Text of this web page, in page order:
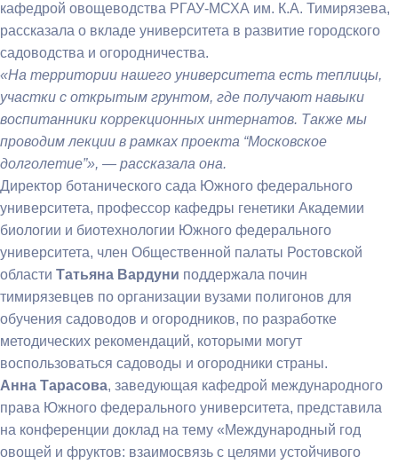
кафедрой овощеводства РГАУ-МСХА им. К.А. Тимирязева,
рассказала о вкладе университета в развитие городского
садоводства и огородничества.
«На территории нашего университета есть теплицы,
участки с открытым грунтом, где получают навыки
воспитанники коррекционных интернатов. Также мы
проводим лекции в рамках проекта “Московское
долголетие”», — рассказала она.
Директор ботанического сада Южного федерального
университета, профессор кафедры генетики Академии
биологии и биотехнологии Южного федерального
университета, член Общественной палаты Ростовской
области Татьяна Вардуни поддержала почин
тимирязевцев по организации вузами полигонов для
обучения садоводов и огородников, по разработке
методических рекомендаций, которыми могут
воспользоваться садоводы и огородники страны.
Анна Тарасова, заведующая кафедрой международного
права Южного федерального университета, представила
на конференции доклад на тему «Международный год
овощей и фруктов: взаимосвязь с целями устойчивого